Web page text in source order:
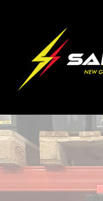
content
Etusivu
Akkumallisto